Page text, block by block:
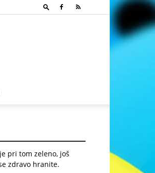
pri tom zeleno, još
zdravo hranite.